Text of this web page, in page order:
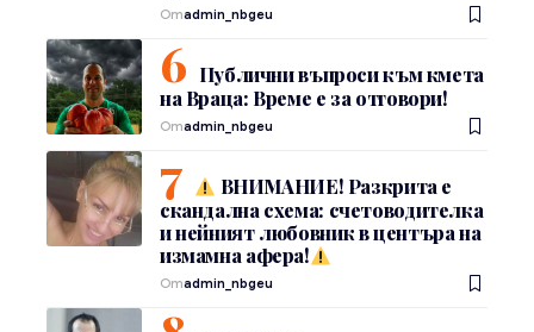
Отadmin_nbgeu
Публични въпроси към кмета
на Враца: Време е за отговори!
Отadmin_nbgeu
ВНИМАНИЕ! Разкрита е
скандална схема: счетоводителка
и нейният любовник в центъра на
измамна афера!
Отadmin_nbgeu